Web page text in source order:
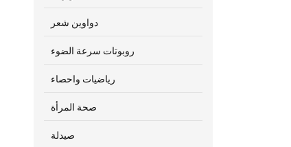
دواوين شعر
روبوتات سرعة الضوء
رياضيات واحصاء
صحة المرأة
صيدلة